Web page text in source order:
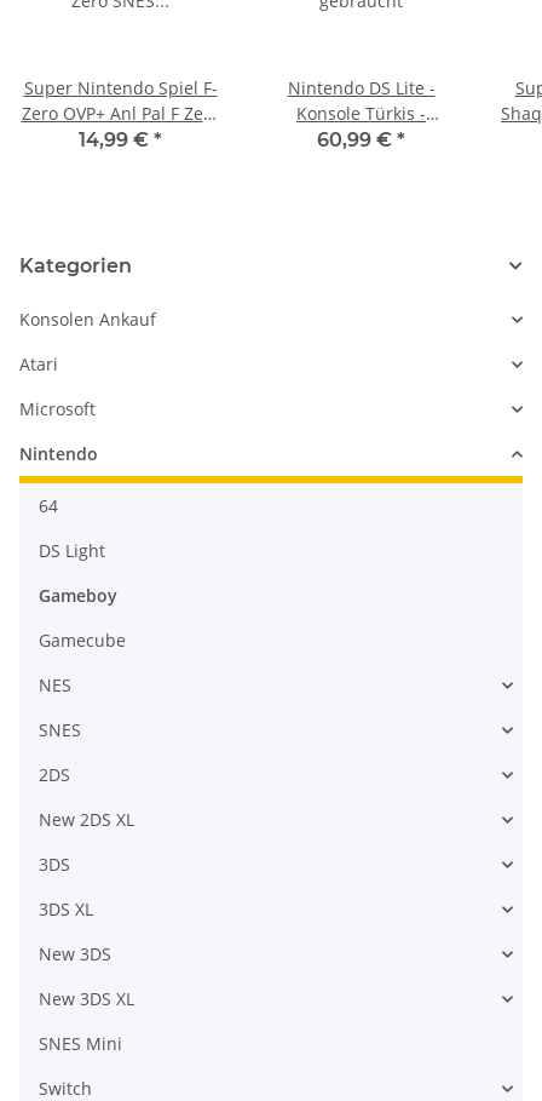
Super Nintendo Spiel F-
Zero OVP+ Anl Pal F Zero
SNES Neuwertig TOP
14,99 € *
Nintendo DS Lite -
Konsole Türkis -
gebraucht
60,99 € *
Kategorien
Konsolen Ankauf
Atari
Microsoft
Nintendo
64
DS Light
Gameboy
Gamecube
NES
SNES
2DS
New 2DS XL
3DS
3DS XL
New 3DS
New 3DS XL
SNES Mini
Switch